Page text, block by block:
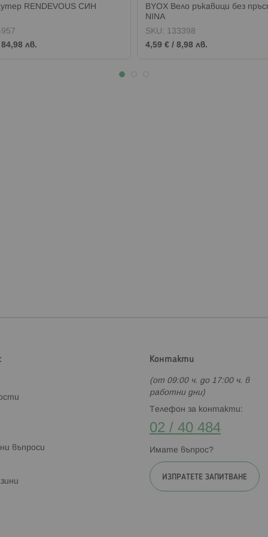
RENDEVOUS СИН
84,98 лв.
BYOX Вело ръкавици без
NINA
SKU: 133398
4,59 € / 8,98 лв.
въпроси
Контакти
(от 09:00 ч. до 17:00 ч. в
работни дни)
Телефон за контакти:
02 / 40 484
Имате въпрос?
ИЗПРАТЕТЕ ЗАПИТВАНЕ